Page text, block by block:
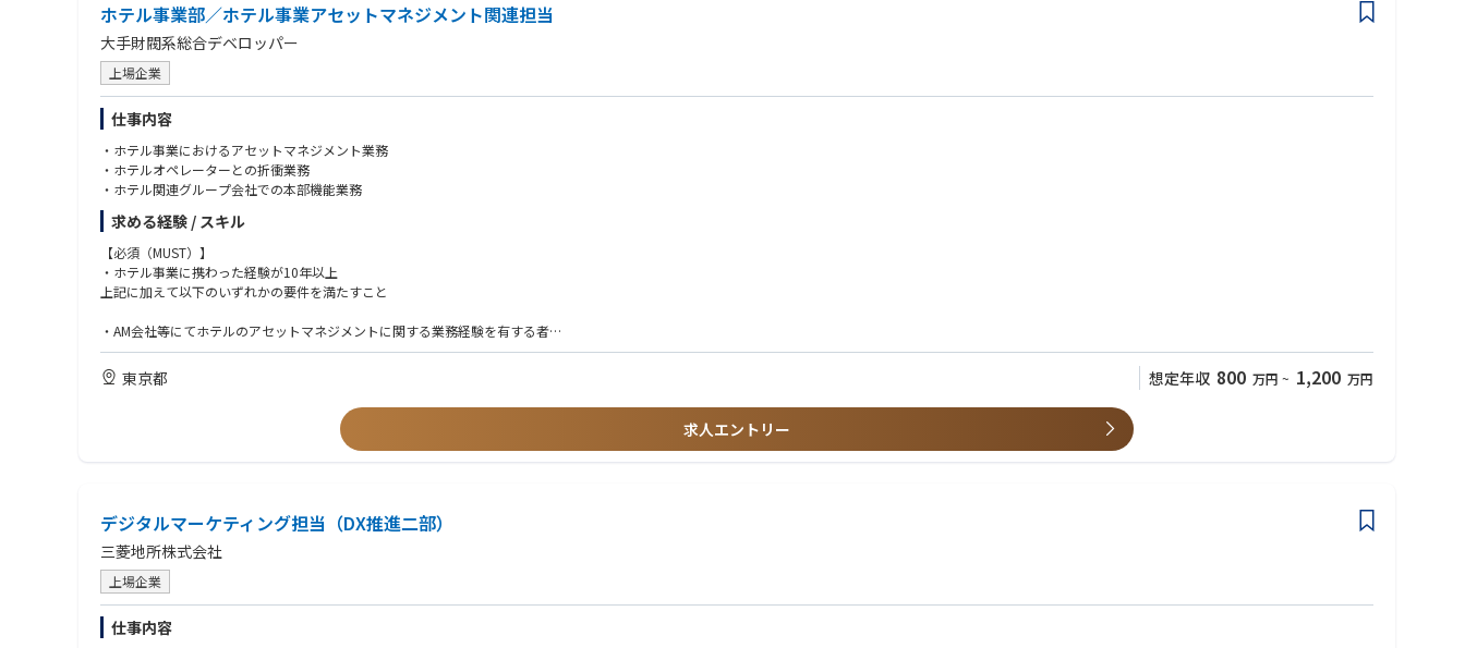
②ビル商品企画
・技術的な側面を含むテナントビル商品企画
（営業的観点からの基本計画の技術的確認、助言）
・本体Ａ工事申請スケジュールとテナント入居スケジュールの調整
・新ビル建設のテナント入居工事に伴う環境対策､新技術の提案、助言
■建築
オフィスビルテナント入居のマネジメント業務（一部設計監理含む）
・テナント要望によるマスタースケジュールの策定および調整
・避難安全検証（ルートＣ）および法令チェック
■電気設備
オフィステナント入居の電気設備設計・監理業務
（受変電設備、発電機設備、幹線設備、電灯・コンセント設備、入退室管理設備、通信設備、
・基本設計概要書、実施設計図の作成
■機械設備（空気調和設備・衛生設備）
オフィステナント入居の機械設備設計・監理業務
（熱源設備、空調機設備、換気設備、ダクト設備、配管設備、自動制御設備、中央監視設備、排煙設備、給水設備、排水設備、ガス設備、給湯設備、スプリンクラー設備、不燃性ガス消火設備、消火器）
・業務に対しての柔軟性、外向性、緻密性、スピードがある方。
ホテル事業部／ホテル事業アセットマネジメント関連担当
大手財閥系総合デベロッパー
上場企業
仕事内容
・ホテル事業におけるアセットマネジメント業務
・ホテルオペレーターとの折衝業務
・ホテル関連グループ会社での本部機能業務
求める経験 / スキル
【必須（MUST）】
・ホテル事業に携わった経験が10年以上
上記に加えて以下のいずれかの要件を満たすこと
・AM会社等にてホテルのアセットマネジメントに関する業務経験を有する者
・ホテルオペレーターにて本部機能（経営企画、チェーンマネジメント、レベニューマネジメント等）に関する業務経験を有する者
・ホテルの収益構造、運営KPI、事業採算に関する理解を有する者
・社内外の多様なメンバーとの協業により円滑にプロジェクトを推進できる方
・事業会社のプロジェクト担当者としての主体性と決断力を持つ方
東京都 想定年収 800 万円 ~ 1,200 万円
求人エントリー
デジタルマーケティング担当（DX推進二部）
三菱地所株式会社
上場企業
仕事内容